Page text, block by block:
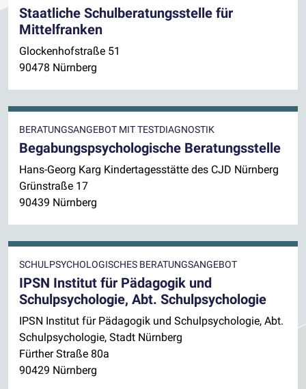
Staatliche Schulberatungsstelle für
Mittelfranken
Glockenhofstraße 51
90478 Nürnberg
BERATUNGSANGEBOT MIT TESTDIAGNOSTIK
Begabungspsychologische Beratungsstelle
Hans-Georg Karg Kindertagesstätte des CJD Nürnberg
Grünstraße 17
90439 Nürnberg
SCHULPSYCHOLOGISCHES BERATUNGSANGEBOT
IPSN Institut für Pädagogik und
Schulpsychologie, Abt. Schulpsychologie
IPSN Institut für Pädagogik und Schulpsychologie, Abt.
Schulpsychologie, Stadt Nürnberg
Fürther Straße 80a
90429 Nürnberg